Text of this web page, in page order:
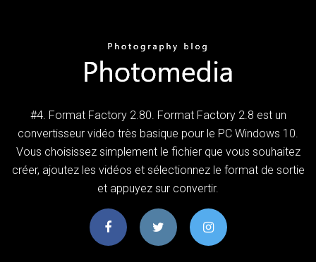
#4. Format Factory 2.80. Format Factory 2.8 est un
convertisseur vidéo très basique pour le PC Windows 10.
Vous choisissez simplement le fichier que vous souhaitez
créer, ajoutez les vidéos et sélectionnez le format de sortie
et appuyez sur convertir.